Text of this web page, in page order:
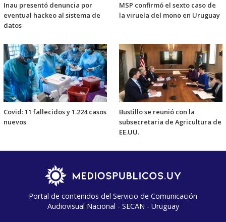
Inau presentó denuncia por
eventual hackeo al sistema de
datos
MSP confirmó el sexto caso de
la viruela del mono en Uruguay
Covid: 11 fallecidos y 1.224 casos
nuevos
Bustillo se reunió con la
subsecretaria de Agricultura de
EE.UU.
Portal de contenidos del Servicio de Comunicación
Audiovisual Nacional - SECAN - Uruguay